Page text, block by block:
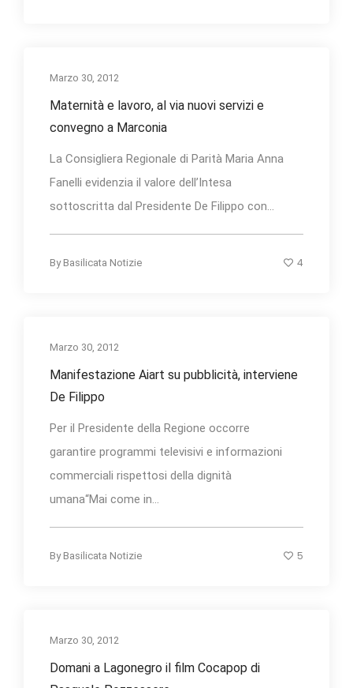
Marzo 30, 2012
Maternità e lavoro, al via nuovi servizi e
convegno a Marconia
La Consigliera Regionale di Parità Maria Anna
Fanelli evidenzia il valore dell’Intesa
sottoscritta dal Presidente De Filippo con...
By Basilicata Notizie 4
Marzo 30, 2012
Manifestazione Aiart su pubblicità, interviene
De Filippo
Per il Presidente della Regione occorre
garantire programmi televisivi e informazioni
commerciali rispettosi della dignità
umana“Mai come in...
By Basilicata Notizie 5
Marzo 30, 2012
Domani a Lagonegro il film Cocapop di